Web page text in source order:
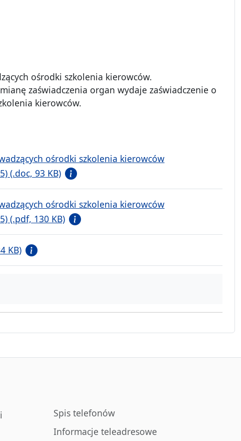
ośrodki szkolenia kierowców.
zaświadczenia organ wydaje zaświadczenie o
kierowców.
ośrodki szkolenia kierowców
(.doc, 93 KB)
ośrodki szkolenia kierowców
(.pdf, 130 KB)
KB)
Spis telefonów
Informacje teleadresowe